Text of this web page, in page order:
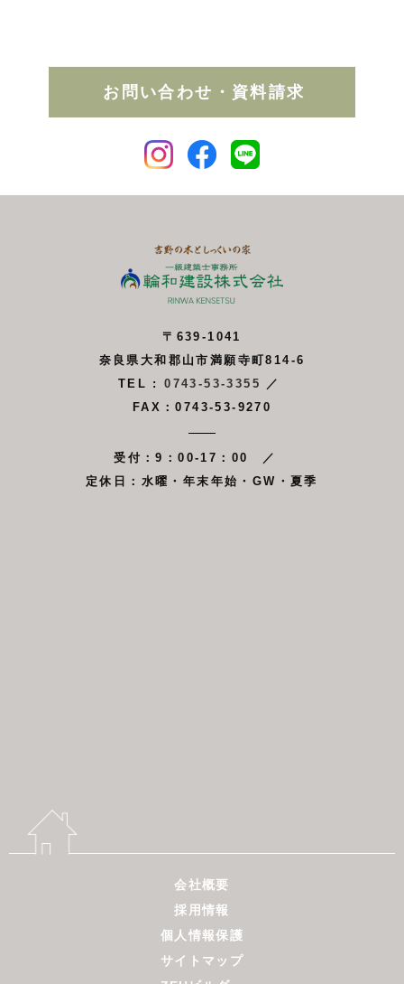
お問い合わせ・資料請求
〒639-1041
奈良県大和郡山市満願寺町814-6
TEL :0743-53-3355
／
FAX：0743-53-9270
受付：9：00-17：00 ／
定休日：水曜・年末年始・GW・夏季
会社概要
採用情報
個人情報保護
サイトマップ